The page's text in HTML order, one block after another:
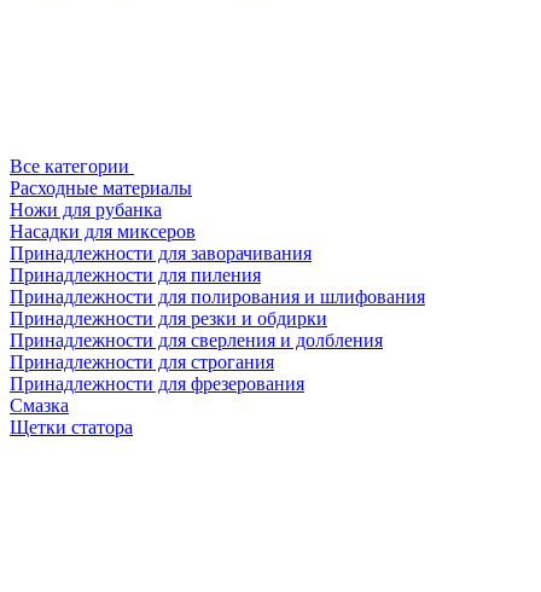
Все категории
Расходные материалы
Ножи для рубанка
Насадки для миксеров
Принадлежности для заворачивания
Принадлежности для пиления
Принадлежности для полирования и шлифования
Принадлежности для резки и обдирки
Принадлежности для сверления и долбления
Принадлежности для строгания
Принадлежности для фрезерования
Смазка
Щетки статора